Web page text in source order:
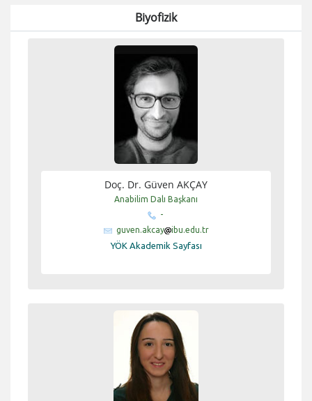
Biyofizik
Doç. Dr. Güven AKÇAY
Anabilim Dalı Başkanı
-
guven.akcay
ibu.edu.tr
YÖK Akademik Sayfası